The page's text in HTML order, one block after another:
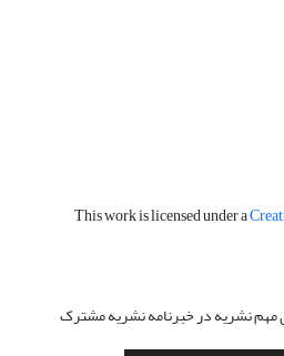
This work is licensed under a
مهم نشریه در خبرنامه نشریه مشترک